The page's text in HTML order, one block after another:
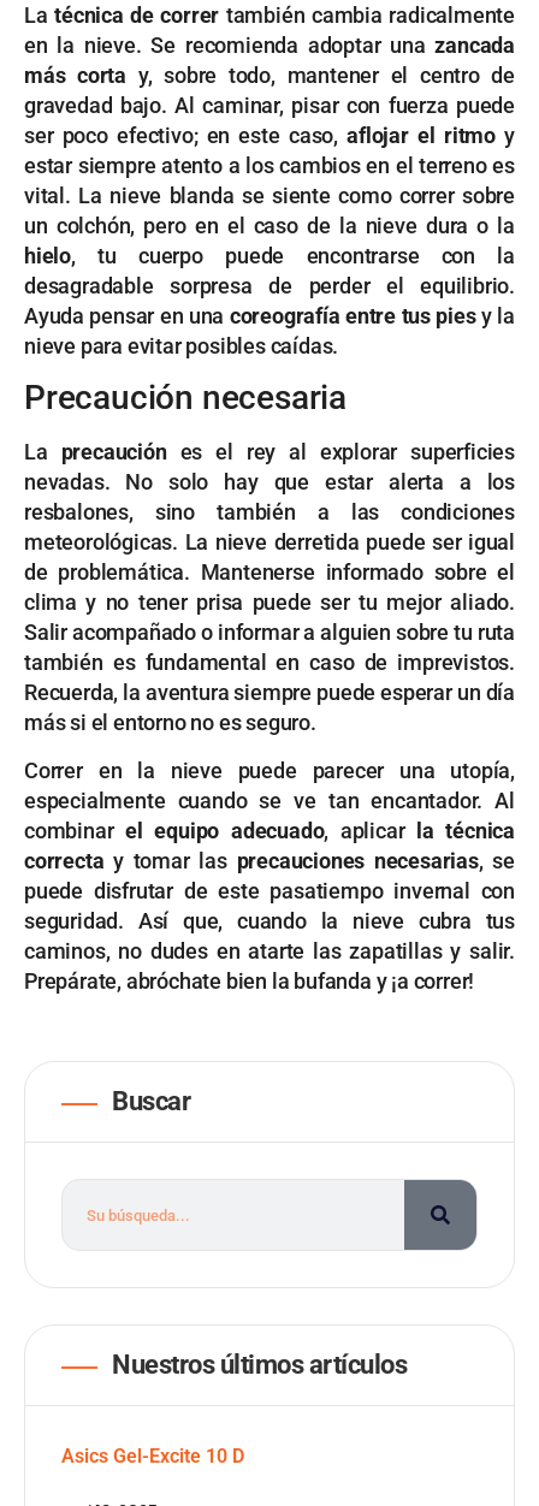
Latécnica de correr también cambia radicalmente
en la nieve. Se recomienda adoptar unazancada
más corta y, sobre todo, mantener el centro de
gravedad bajo. Al caminar, pisar con fuerza puede
ser poco efectivo; en este caso,aflojar el ritmoy
estar siempre atento a los cambios en el terreno es
vital. La nieve blanda se siente como correr sobre
un colchón, pero en el caso de la nieve dura o la
hielo, tu cuerpo puede encontrarse con la
desagradable sorpresa de perder el equilibrio.
Ayuda pensar en una coreografía entre tus piesy la
nieve para evitar posibles caídas.
Precaución necesaria
La precauciónes el rey al explorar superficies
nevadas. No solo hay que estar alerta a los
resbalones, sino también a las condiciones
meteorológicas. La nieve derretida puede ser igual
de problemática. Mantenerse informado sobre el
clima y no tener prisa puede ser tu mejor aliado.
Salir acompañado o informar a alguien sobre tu ruta
también es fundamental en caso de imprevistos.
Recuerda, la aventura siempre puede esperar un día
más si el entorno no es seguro.
Correr en la nieve puede parecer una utopía,
especialmente cuando se ve tan encantador. Al
combinarel equipo adecuado, aplicar la técnica
correcta y tomar las precauciones necesarias, se
puede disfrutar de este pasatiempo invernal con
seguridad. Así que, cuando la nieve cubra tus
caminos, no dudes en atarte las zapatillas y salir.
Prepárate, abróchate bien la bufanda y ¡a correr!
Buscar
Nuestros últimos artículos
Asics Gel-Excite 10 D